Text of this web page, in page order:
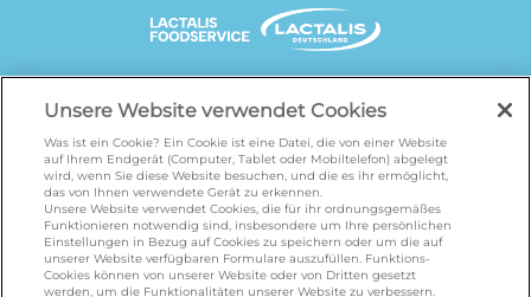
UNSERE MARKENSEITEN
galbani.de/leerdammer.de/president.de
salakis.de/frankenland.com/
omiramilch.de/minusl.de
Unsere Website verwendet Cookies
Was ist ein Cookie? Ein Cookie ist eine Datei, die von einer Website
auf Ihrem Endgerät (Computer, Tablet oder Mobiltelefon) abgelegt
wird, wenn Sie diese Website besuchen, und die es ihr ermöglicht,
das von Ihnen verwendete Gerät zu erkennen.
Unsere Website verwendet Cookies, die für ihr ordnungsgemäßes
Funktionieren notwendig sind, insbesondere um Ihre persönlichen
Einstellungen in Bezug auf Cookies zu speichern oder um die auf
unserer Website verfügbaren Formulare auszufüllen. Funktions-
Cookies können von unserer Website oder von Dritten gesetzt
werden, um die Funktionalitäten unserer Website zu verbessern.